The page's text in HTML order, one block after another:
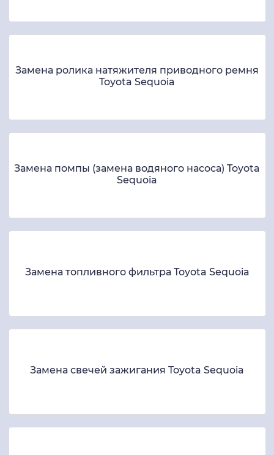
Замена ролика натяжителя приводного ремня
Toyota Sequoia
Замена помпы (замена водяного насоса) Toyota
Sequoia
Замена топливного фильтра Toyota Sequoia
Замена свечей зажигания Toyota Sequoia